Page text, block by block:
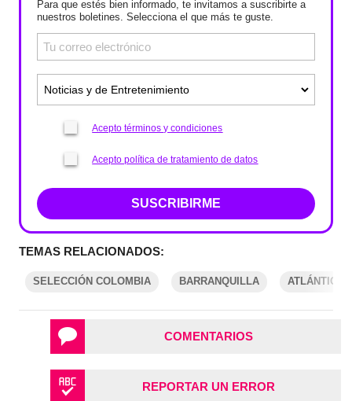
Para que estés bien informado, te invitamos a suscribirte a
nuestros boletines. Selecciona el que más te guste.
Acepto términos y condiciones
Acepto política de tratamiento de datos
SUSCRIBIRME
TEMAS RELACIONADOS:
SELECCIÓN COLOMBIA BARRANQUILLA ATLÁNTICO
COMENTARIOS
REPORTAR UN ERROR